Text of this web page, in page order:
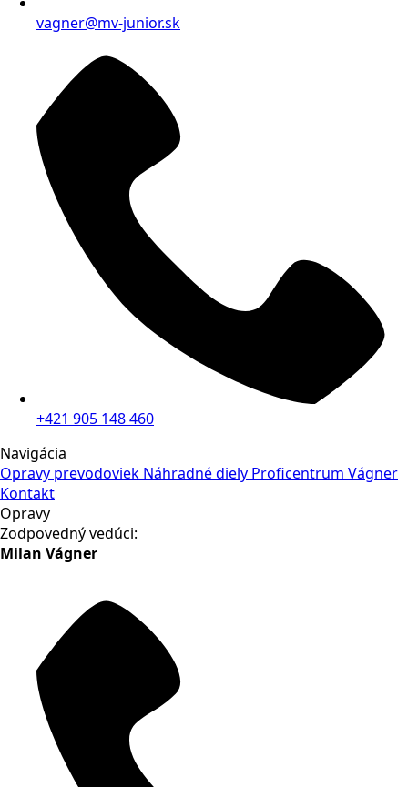
vagner@mv-junior.sk
+421 905 148 460
Navigácia
Opravy prevodoviek Náhradné diely Proficentrum Vágner
Kontakt
Opravy
Zodpovedný vedúci:
Milan Vágner